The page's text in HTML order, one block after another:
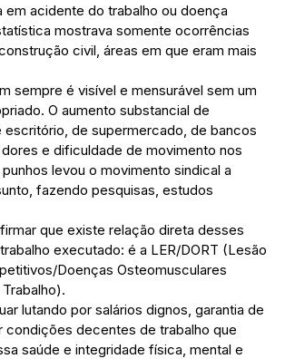
em acidente do trabalho ou doença
mostrava somente ocorrências
civil, áreas em que eram mais
sempre é visível e mensurável sem um
O aumento substancial de
escritório, de supermercado, de bancos
e dificuldade de movimento nos
levou o movimento sindical a
fazendo pesquisas, estudos
que existe relação direta desses
executado: é a LER/DORT (Lesão
Doenças Osteomusculares
lutando por salários dignos, garantia de
condições decentes de trabalho que
saúde e integridade física, mental e